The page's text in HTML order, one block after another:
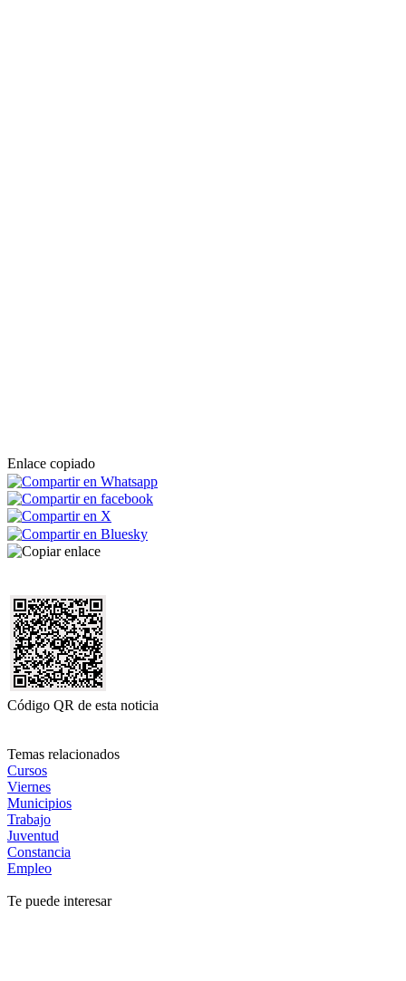
Enlace copiado
Código QR de esta noticia
Temas relacionados
Cursos
Viernes
Municipios
Trabajo
Juventud
Constancia
Empleo
Te puede interesar